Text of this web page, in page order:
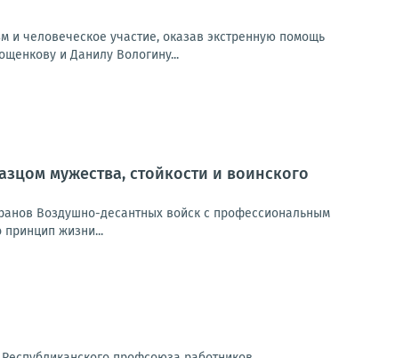
и человеческое участие, оказав экстренную помощь
и Данилу Вологину...
мужества, стойкости и воинского
Воздушно-десантных войск с профессиональным
принцип жизни...